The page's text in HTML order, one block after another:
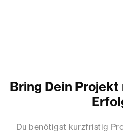
Bring Dein Projekt
Du benötigst kurzfristig